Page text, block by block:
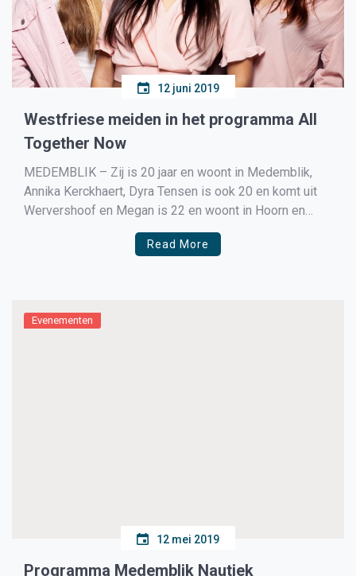
12 juni 2019
Westfriese meiden in het programma All
Together Now
MEDEMBLIK – Zij is 20 jaar en woont in Medemblik,
Annika Kerckhaert, Dyra Tensen is ook 20 en komt uit
Wervershoof en Megan is 22 en woont in Hoorn en
samen vormen zij heet Westfriese meidengroep Triple
Read More
Evenementen
12 mei 2019
Programma Medemblik Nautiek